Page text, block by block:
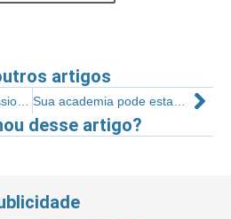
artigos
desse artigo?